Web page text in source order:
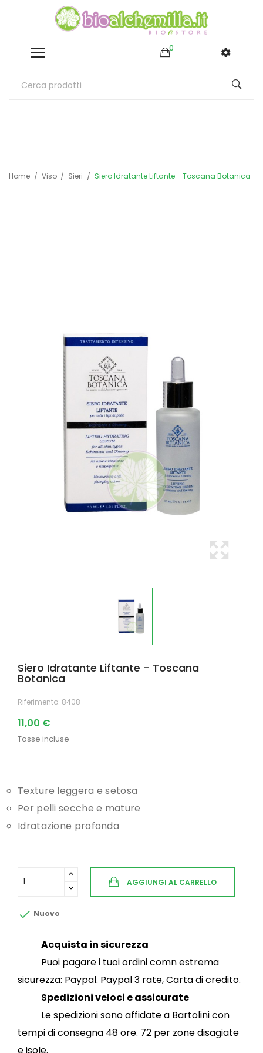
0
Home Viso Sieri Siero Idratante Liftante - Toscana Botanica
Siero Idratante Liftante - Toscana
Botanica
Riferimento: 8408
11,00 €
Tasse incluse
Texture leggera e setosa
Per pelli secche e mature
Idratazione profonda
AGGIUNGI AL CARRELLO
 Nuovo
Acquista in sicurezza
Puoi pagare i tuoi ordini comn estrema
sicurezza: Paypal. Paypal 3 rate, Carta di credito.
Spedizioni veloci e assicurate
Le spedizioni sono affidate a Bartolini con
tempi di consegna 48 ore. 72 per zone disagiate
e isole.